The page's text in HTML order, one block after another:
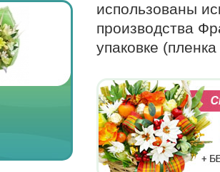
использованы
производства
упаковке (пленка